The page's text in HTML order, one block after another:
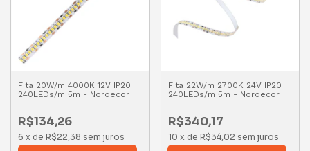
Fita 20W/m 4000K 12V IP20
240LEDs/m 5m - Nordecor
R$134,26
6 x de R$22,38 sem juros
Fita 22W/m 2700K 24V IP20
240LEDs/m 5m - Nordecor
R$340,17
10 x de R$34,02 sem juros